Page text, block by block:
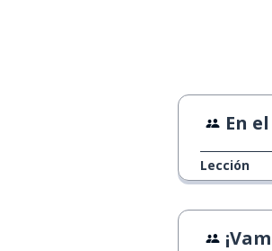
En
Lección